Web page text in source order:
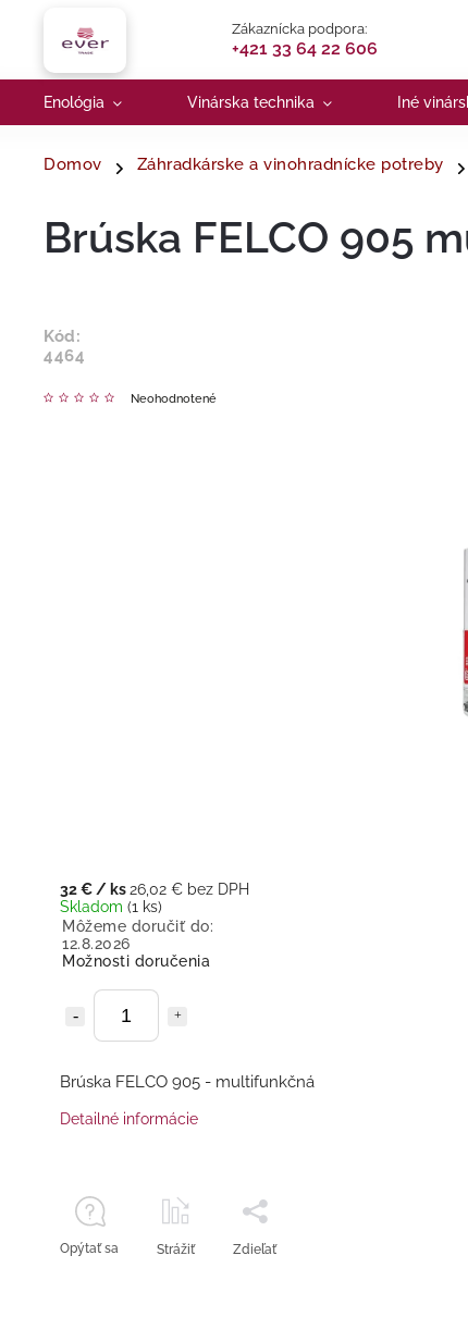
Zákaznícka podpora:
+421 33 64 22 606
Enológia Vinárska technika Iné
Domov Záhradkárske a vinohradnícke potreby
Brúska FELCO 905
Kód:
4464
Neohodnotené
32 € / ks26,02 € bez DPH
Skladom (1 ks)
Môžeme doručiť do:
12.8.2026
Možnosti doručenia
Brúska FELCO 905 - multifunkčná
Detailné informácie
Opýtať sa Strážiť Zdieľať